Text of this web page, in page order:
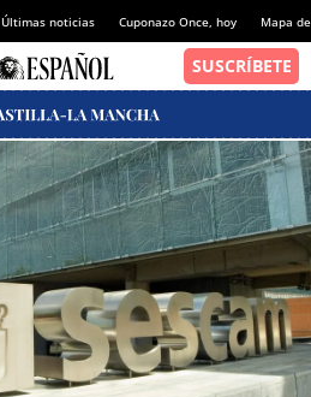
Últimas noticias Cuponazo Once, hoy Mapa